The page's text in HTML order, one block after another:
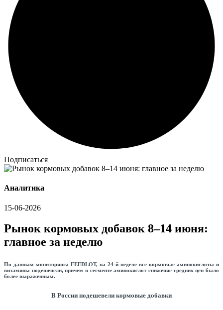
Подписаться
Аналитика
15-06-2026
Рынок кормовых добавок 8–14 июня:
главное за неделю
По данным мониторинга FEEDLOT, на 24-й неделе все кормовые аминокислоты и
витамины подешевели, причем в сегменте аминокислот снижение средних цен было
более выраженным.
В России подешевели кормовые добавки